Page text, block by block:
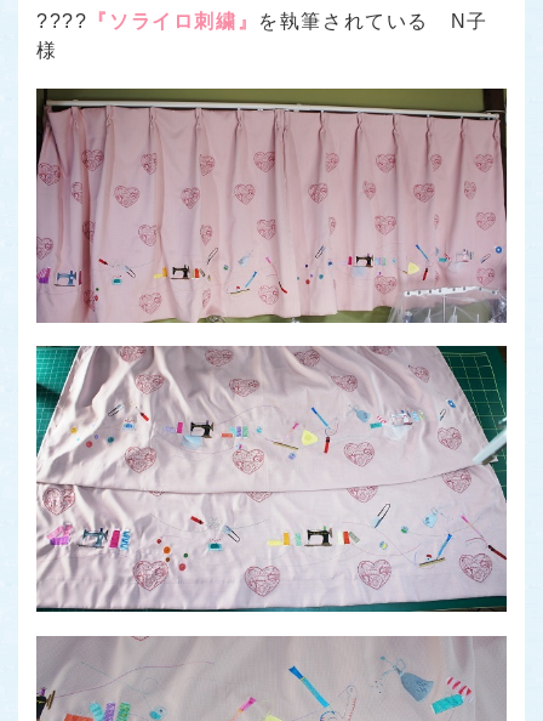
???? 『ソライロ刺繍』
を執筆されている N子
様